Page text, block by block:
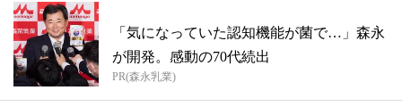
「気になっていた認知機能が菌で…」森永
が開発。感動の70代続出
PR(森永乳業)